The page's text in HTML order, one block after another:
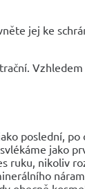
jej ke
poslední, po
jako
ruku, nikoliv